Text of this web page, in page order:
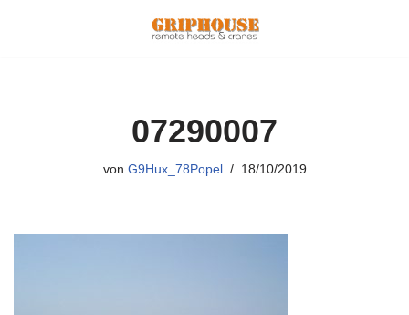
07290007
von G9Hux_78Popel 18/10/2019